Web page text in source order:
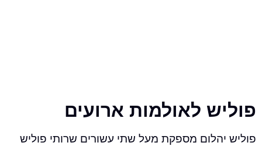
לאולמות ארועים
מספקת מעל שתי עשורים שרותי פוליש